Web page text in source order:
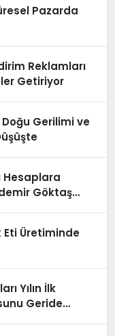
Pazarda
Reklamları
Getiriyor
Gerilimi ve
Hesaplara
Göktaş
Eti Üretiminde
Yılın İlk
Geride